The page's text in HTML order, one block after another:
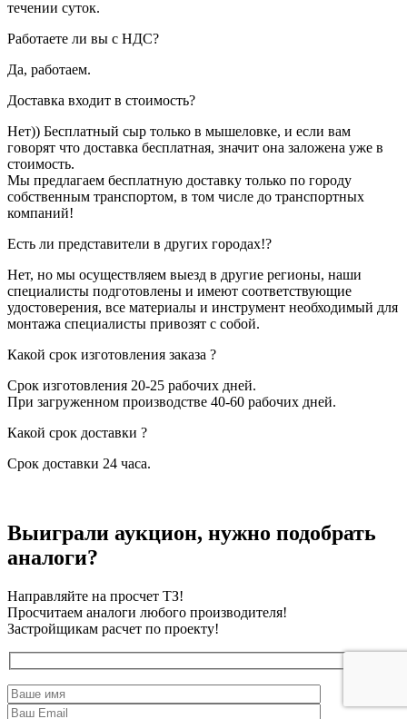
течении суток.
Работаете ли вы с НДС?
Да, работаем.
Доставка входит в стоимость?
Нет)) Бесплатный сыр только в мышеловке, и если вам
говорят что доставка бесплатная, значит она заложена уже в
стоимость.
Мы предлагаем бесплатную доставку только по городу
собственным транспортом, в том числе до транспортных
компаний!
Есть ли представители в других городах!?
Нет, но мы осуществляем выезд в другие регионы, наши
специалисты подготовлены и имеют соответствующие
удостоверения, все материалы и инструмент необходимый для
монтажа специалисты привозят с собой.
Какой срок изготовления заказа ?
Срок изготовления 20-25 рабочих дней.
При загруженном производстве 40-60 рабочих дней.
Какой срок доставки ?
Срок доставки 24 часа.
Выиграли аукцион, нужно подобрать
аналоги?
Направляйте на просчет ТЗ!
Просчитаем аналоги любого производителя!
Застройщикам расчет по проекту!